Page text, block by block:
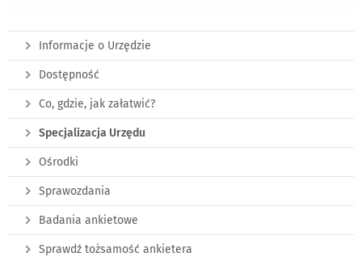
Informacje o Urzędzie
Dostępność
Co, gdzie, jak załatwić?
Specjalizacja Urzędu
Ośrodki
Sprawozdania
Badania ankietowe
Sprawdź tożsamość ankietera